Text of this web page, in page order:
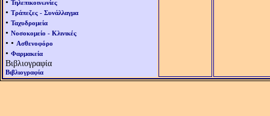
Τηλεπικοινωνίες
• Τράπεζες - Συνάλλαγμα
• Ταχυδρομεία
• Νοσοκομείο - Κλινικές
• • Ασθενοφόρο
• Φαρμακεία
Βιβλιογραφία
Βιβλιογραφία